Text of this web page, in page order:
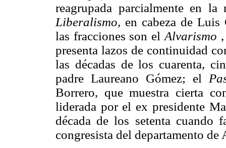
reagrupada parcialmente en
Liberalismo, en cabeza de
las fracciones son el Alvarismo
presenta lazos de continuidad
las décadas de los cuarenta,
padre Laureano Gómez; el
Borrero, que muestra cierta
liderada por el ex presidente
década de los setenta
congresista del departamento